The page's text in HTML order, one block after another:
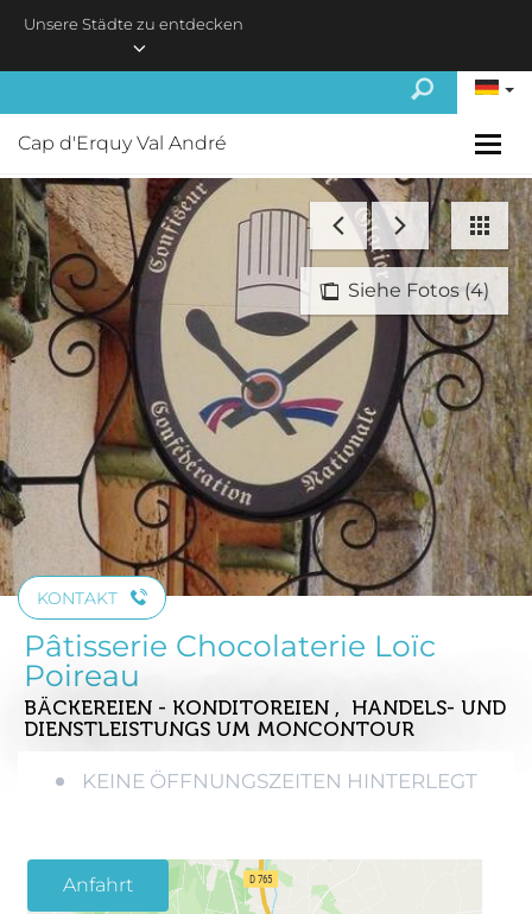
Unsere Städte zu entdecken
Cap d'Erquy Val André
Siehe Fotos (4)
KONTAKT
Pâtisserie Chocolaterie Loïc
Poireau
BÄCKEREIEN - KONDITOREIEN , HANDELS- UND
DIENSTLEISTUNGS UM MONCONTOUR
KEINE ÖFFNUNGSZEITEN HINTERLEGT
Anfahrt